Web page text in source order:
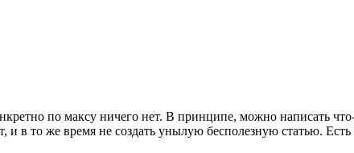
по максу ничего нет. В принципе, можно написать
и в то же время не создать унылую бесполезную статью.